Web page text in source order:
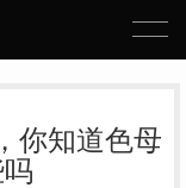
你知道色母